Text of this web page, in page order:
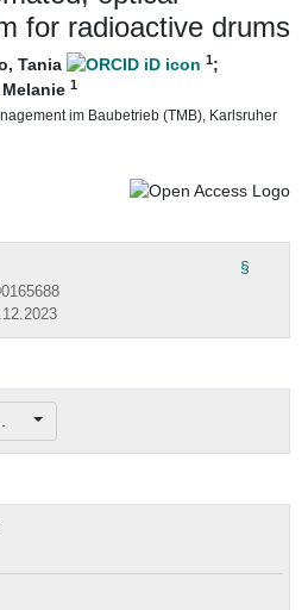
for radioactive drums
Tania 1;
1
im Baubetrieb (TMB), Karlsruher
§
...